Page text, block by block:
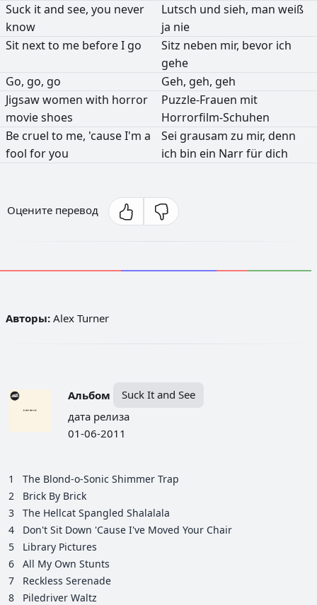
Suck itand see, you never
know
Lutsch und sieh, man weiß
ja nie
Sit nextto me beforeI go Sitz neben mir, bevor ich
gehe
Go, go, go Geh, geh, geh
Jigsawwomen with horror
movieshoes
Puzzle-Frauen mit
Horrorfilm-Schuhen
Be cruel to me, 'causeI'm a
fool foryou
Sei grausam zu mir, denn
ich bin ein Narrfürdich
Оцените перевод
Авторы: Alex Turner
Альбом
Suck It and See
дата релиза
01-06-2011
1
The Blond-o-Sonic Shimmer Trap
2
Brick By Brick
3
The Hellcat Spangled Shalalala
4
Don't Sit Down 'Cause I've Moved Your Chair
5
Library Pictures
6
All My Own Stunts
7
Reckless Serenade
8
Piledriver Waltz